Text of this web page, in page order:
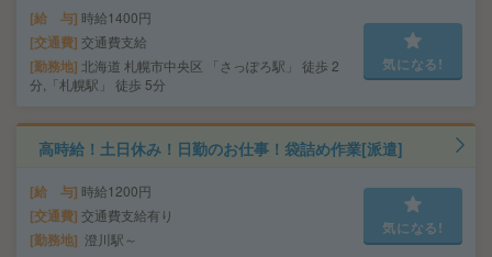
給 与 時給1400円
交通費 交通費支給
勤務地 北海道 札幌市中央区 「さっぽろ駅」 徒歩 2
分,「札幌駅」 徒歩 5分
気になる!
高時給！土日休み！日勤のお仕事！袋詰め作業[派遣]
給 与 時給1200円
交通費 交通費支給有り
勤務地 澄川駅～
気になる!